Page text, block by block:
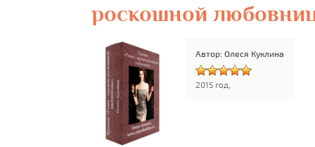
роскошной
Автор: Олеся Куклина
2015 год,